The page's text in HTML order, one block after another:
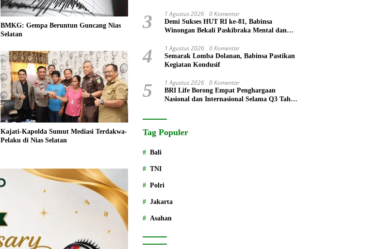
BMKG: Gempa Beruntun Guncang Nias
Selatan
Kajati-Kapolda Sumut Mediasi Terdakwa-
Pelaku di Nias Selatan
3 1 Agustus 2026 0 Komentar
Demi Sukses HUT RI ke-81, Babinsa
Winongan Bekali Paskibraka Mental dan
4 1 Agustus 2026 0 Komentar
Semarak Lomba Dolanan, Babinsa Pastikan
Kegiatan Kondusif
5 1 Agustus 2026 0 Komentar
BRI Life Borong Empat Penghargaan
Nasional dan Internasional Selama Q3 Tahun
Tag Populer
Bali
TNI
Polri
Jakarta
Asahan